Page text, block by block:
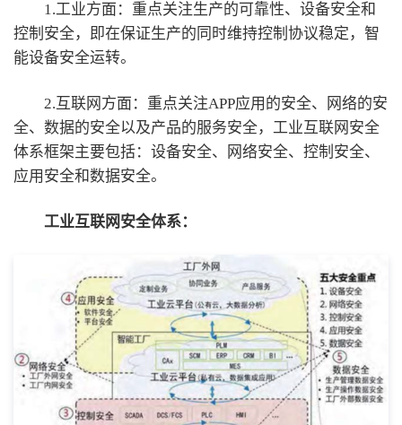
1.工业方面：重点关注生产的可靠性、设备安全和
控制安全，即在保证生产的同时维持控制协议稳定，智
能设备安全运转。
2.互联网方面：重点关注APP应用的安全、网络的安
全、数据的安全以及产品的服务安全，工业互联网安全
体系框架主要包括：设备安全、网络安全、控制安全、
应用安全和数据安全。
工业互联网安全体系：